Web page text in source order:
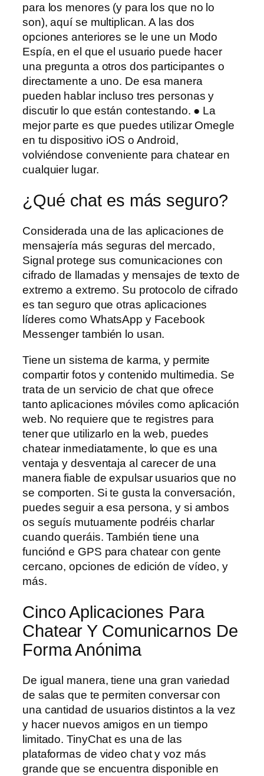
para los menores (y para los que no lo
son), aquí se multiplican. A las dos
opciones anteriores se le une un Modo
Espía, en el que el usuario puede hacer
una pregunta a otros dos participantes o
directamente a uno. De esa manera
pueden hablar incluso tres personas y
discutir lo que están contestando. ● La
mejor parte es que puedes utilizar Omegle
en tu dispositivo iOS o Android,
volviéndose conveniente para chatear en
cualquier lugar.
¿Qué chat es más seguro?
Considerada una de las aplicaciones de
mensajería más seguras del mercado,
Signal protege sus comunicaciones con
cifrado de llamadas y mensajes de texto de
extremo a extremo. Su protocolo de cifrado
es tan seguro que otras aplicaciones
líderes como WhatsApp y Facebook
Messenger también lo usan.
Tiene un sistema de karma, y permite
compartir fotos y contenido multimedia. Se
trata de un servicio de chat que ofrece
tanto aplicaciones móviles como aplicación
web. No requiere que te registres para
tener que utilizarlo en la web, puedes
chatear inmediatamente, lo que es una
ventaja y desventaja al carecer de una
manera fiable de expulsar usuarios que no
se comporten. Si te gusta la conversación,
puedes seguir a esa persona, y si ambos
os seguís mutuamente podréis charlar
cuando queráis. También tiene una
funciónd e GPS para chatear con gente
cercano, opciones de edición de vídeo, y
más.
Cinco Aplicaciones Para
Chatear Y Comunicarnos De
Forma Anónima
De igual manera, tiene una gran variedad
de salas que te permiten conversar con
una cantidad de usuarios distintos a la vez
y hacer nuevos amigos en un tiempo
limitado. TinyChat es una de las
plataformas de video chat y voz más
grande que se encuentra disponible en